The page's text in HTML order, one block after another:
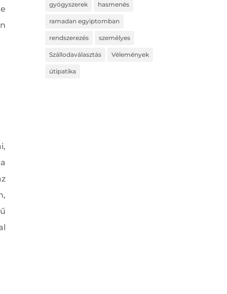
gyógyszerek hasmenés
ramadan egyiptomban
rendszerezés személyes
Szállodaválasztás Vélemények
útipatika